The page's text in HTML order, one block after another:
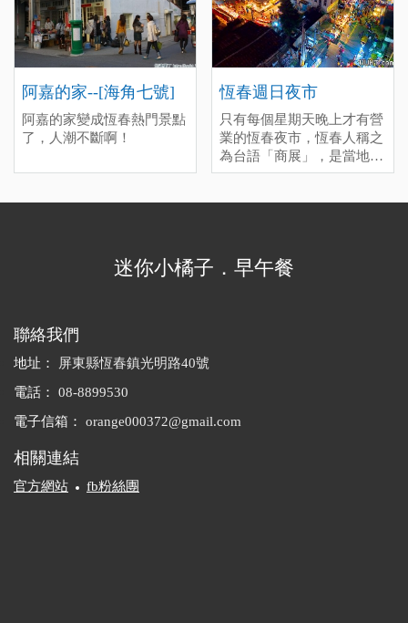
找當地特色美食與文化風情
之美。 停留時間(分)：深度
(60), 一般(30), 趕場(10)
[標籤：必遊 免費 ]
阿嘉的家--[海角七號]
阿嘉的家變成恆春熱門景點
了，人潮不斷啊！
恆春週日夜市
只有每個星期天晚上才有營
業的恆春夜市，恆春人稱之
為台語「商展」，是當地居
民每個星期最期待的時候，
的小吃和簡單的兒童遊戲攤
迷你小橘子．早午餐
聯絡我們
地址：
屏東縣恆春鎮光明路40號
電話：
08-8899530
電子信箱：
orange000372@gmail.com
相關連結
官方網站 fb粉絲團